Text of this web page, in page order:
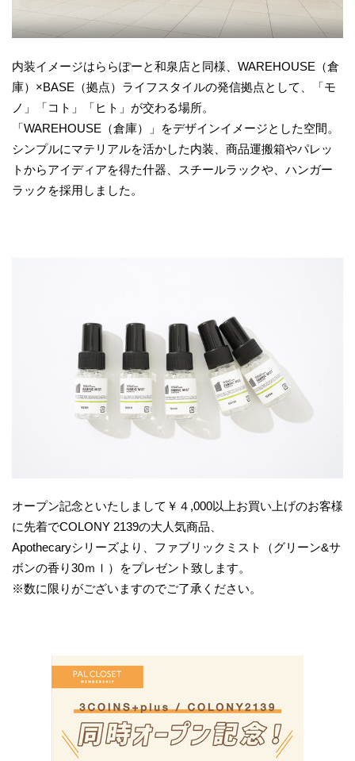
内装イメージはららぽーと和泉店と同様、WAREHOUSE（倉
庫）×BASE（拠点）ライフスタイルの発信拠点として、「モ
ノ」「コト」「ヒト」が交わる場所。
「WAREHOUSE（倉庫）」をデザインイメージとした空間。
シンプルにマテリアルを活かした内装、商品運搬箱やパレッ
トからアイディアを得た什器、スチールラックや、ハンガー
ラックを採用しました。
オープン記念といたしまして￥４,000以上お買い上げのお客様
に先着でCOLONY 2139の大人気商品、
Apothecaryシリーズより、ファブリックミスト（グリーン&サ
ボンの香り30ｍｌ）をプレゼント致します。
※数に限りがございますのでご了承ください。